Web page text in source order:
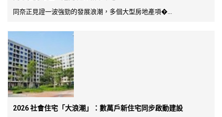
同奈正見證一波強勁的發展浪潮，多個大型房地產項�...
2026 社會住宅「大浪潮」：數萬戶新住宅同步啟動建設